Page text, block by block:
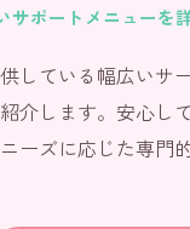
サポートメニューを
している幅広いサ
介します。安心し
ーズに応じた専門